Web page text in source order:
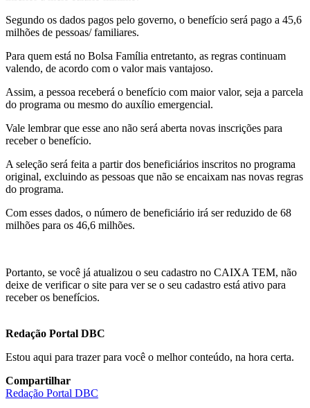
Segundo os dados pagos pelo governo, o benefício será pago a 45,6
milhões de pessoas/ familiares.
Para quem está no Bolsa Família entretanto, as regras continuam
valendo, de acordo com o valor mais vantajoso.
Assim, a pessoa receberá o benefício com maior valor, seja a parcela
do programa ou mesmo do auxílio emergencial.
Vale lembrar que esse ano não será aberta novas inscrições para
receber o benefício.
A seleção será feita a partir dos beneficiários inscritos no programa
original, excluindo as pessoas que não se encaixam nas novas regras
do programa.
Com esses dados, o número de beneficiário irá ser reduzido de 68
milhões para os 46,6 milhões.
Portanto, se você já atualizou o seu cadastro no CAIXA TEM, não
deixe de verificar o site para ver se o seu cadastro está ativo para
receber os benefícios.
Redação Portal DBC
Estou aqui para trazer para você o melhor conteúdo, na hora certa.
Compartilhar
Redação Portal DBC